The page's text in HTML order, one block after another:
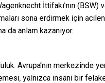
İttifakı’nın (BSW)
sona erdirmek için
anlam kazanıyor.
Avrupa’nın merkezinde
yalnızca insani bir